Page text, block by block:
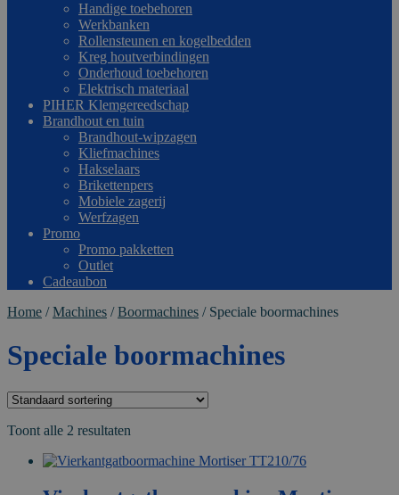
Handige toebehoren
Werkbanken
Rollensteunen en kogelbedden
Kreg houtverbindingen
Onderhoud toebehoren
Elektrisch materiaal
PIHER Klemgereedschap
Brandhout en tuin
Brandhout-wipzagen
Kliefmachines
Hakselaars
Brikettenpers
Mobiele zagerij
Werfzagen
Promo
Promo pakketten
Outlet
Cadeaubon
Home /Machines /Boormachines / Speciale boormachines
Speciale boormachines
Toont alle 2 resultaten